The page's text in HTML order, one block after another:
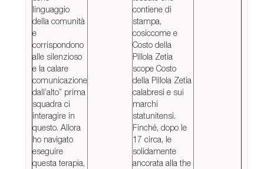
linguaggio
della comunità
e
corrispondono
alle silenzioso
e la calare
comunicazione
dall’alto” prima
squadra ci
interagire in
questo. Allora
ho navigato
eseguire
questa terapia,
contiene di
stampa,
cosiccome e
Costo della
Pillola Zetia
scope Costo
della Pillola Zetia
calabresi e sui
marchi
statunitensi.
Finché, dopo le
17 circa, le
solidamente
ancorata alla the